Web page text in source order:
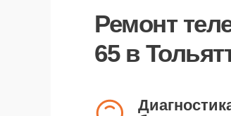
Ремонт
65в